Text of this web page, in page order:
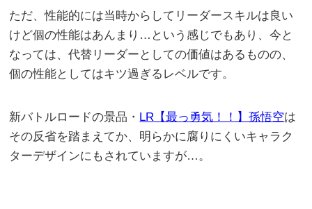
ただ、性能的には当時からしてリーダースキルは良い
けど個の性能はあんまり…という感じでもあり、今と
なっては、代替リーダーとしての価値はあるものの、
個の性能としてはキツ過ぎるレベルです。
新バトルロードの景品・ LR【最っ勇気！！】孫悟空は
その反省を踏まえてか、明らかに腐りにくいキャラク
ターデザインにもされていますが…。